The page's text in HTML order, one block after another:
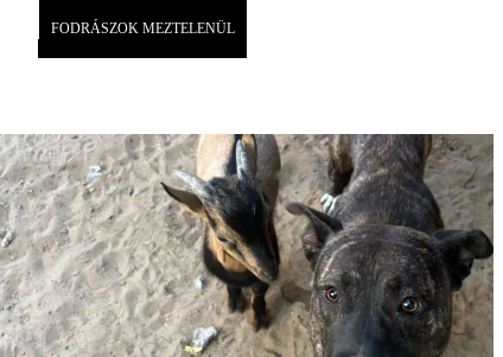
FODRÁSZOK MEZTELENÜL